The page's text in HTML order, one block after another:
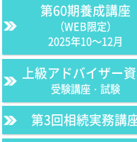
第60期養成講座
（WEB限定）
2025年10〜12月
上級アドバイザー
受験講座・試験
第3回相続実務講